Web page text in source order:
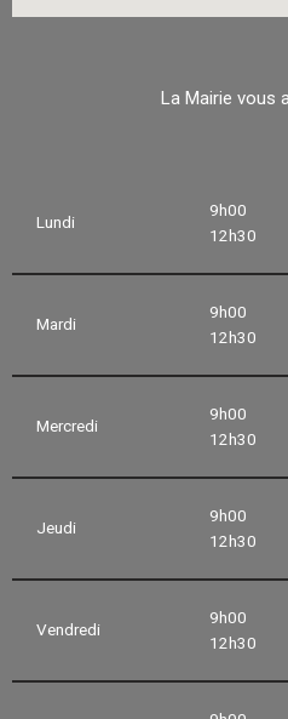
La Mairie vous
Lundi
9h00
12h30
Mardi
9h00
12h30
Mercredi
9h00
12h30
Jeudi
9h00
12h30
Vendredi
9h00
12h30